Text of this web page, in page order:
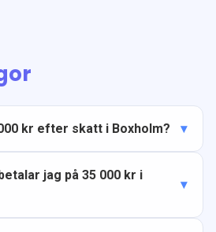
kr efter skatt i Boxholm?
jag på 35 000 kr i